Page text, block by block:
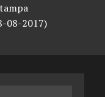
08-2017)